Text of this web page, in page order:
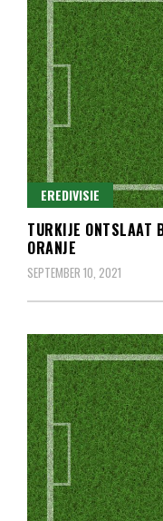
EREDIVISIE
TURKIJE ONTSLAAT
ORANJE
SEPTEMBER 10, 2021